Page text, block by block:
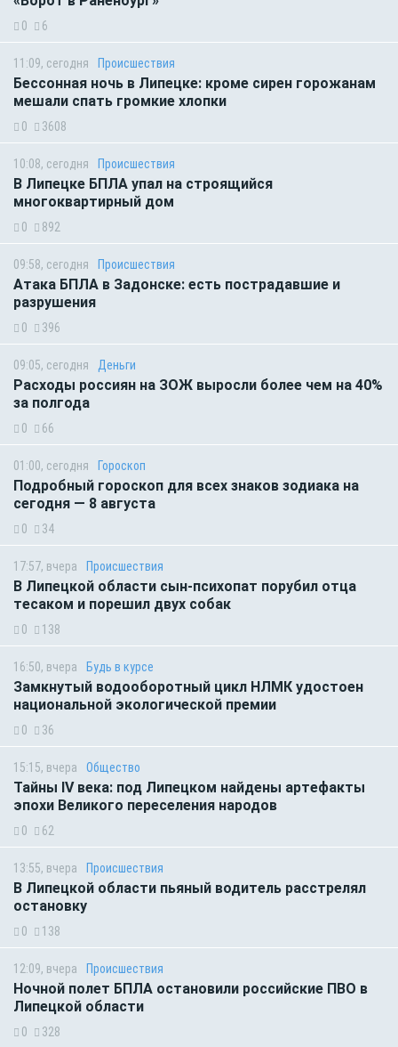
0 6
11:09, сегодня Происшествия
Бессонная ночь в Липецке: кроме сирен горожанам
мешали спать громкие хлопки
0 3608
10:08, сегодня Происшествия
В Липецке БПЛА упал на строящийся
многоквартирный дом
0 892
09:58, сегодня Происшествия
Атака БПЛА в Задонске: есть пострадавшие и
разрушения
0 396
09:05, сегодня Деньги
Расходы россиян на ЗОЖ выросли более чем на 40%
за полгода
0 66
01:00, сегодня Гороскоп
Подробный гороскоп для всех знаков зодиака на
сегодня — 8 августа
0 34
17:57, вчера Происшествия
В Липецкой области сын-психопат порубил отца
тесаком и порешил двух собак
0 138
16:50, вчера Будь в курсе
Замкнутый водооборотный цикл НЛМК удостоен
национальной экологической премии
0 36
15:15, вчера Общество
Тайны IV века: под Липецком найдены артефакты
эпохи Великого переселения народов
0 62
13:55, вчера Происшествия
В Липецкой области пьяный водитель расстрелял
остановку
0 138
12:09, вчера Происшествия
Ночной полет БПЛА остановили российские ПВО в
Липецкой области
0 328